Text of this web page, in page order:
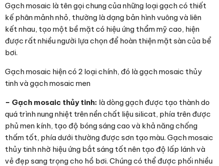
Gạch mosaic là tên gọi chung của những loại gạch có thiết
kế phân mảnh nhỏ, thường là dạng bản hình vuông và liên
kết nhau, tạo một bề mặt có hiệu ứng thẩm mỹ cao, hiện
được rất nhiều người lựa chọn để hoàn thiện mặt sàn của bể
bơi.
Gạch mosaic hiện có 2 loại chính, đó là gạch mosaic thủy
tinh và gạch mosaic men
– Gạch mosaic thủy tinh: là dòng gạch được tạo thành do
quá trình nung nhiệt trên nền chất liệu silicat, phía trên được
phủ men kính, tạo độ bóng sáng cao và khả năng chống
thấm tốt, phía dưới thường được sơn tạo màu. Gạch mosaic
thủy tinh nhờ hiệu ứng bắt sáng tốt nên tạo độ lấp lánh và
vẻ đẹp sang trọng cho hồ bơi. Chúng có thể được phối nhiều